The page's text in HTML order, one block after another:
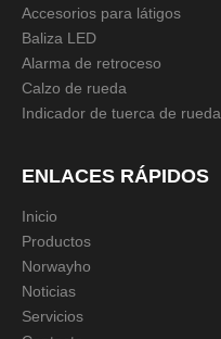
Accesorios para látigos
Baliza LED
Alarma de retroceso
Calzo de rueda
Indicador de tuerca de rueda
ENLACES RÁPIDOS
Inicio
Productos
Norwayho
Noticias
Servicios